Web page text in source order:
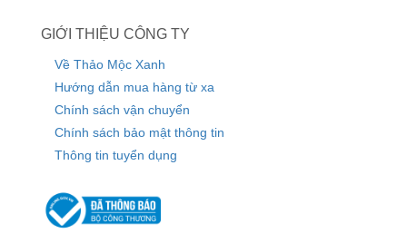
GIỚI THIỆU CÔNG TY
Về Thảo Mộc Xanh
Hướng dẫn mua hàng từ xa
Chính sách vận chuyển
Chính sách bảo mật thông tin
Thông tin tuyển dụng